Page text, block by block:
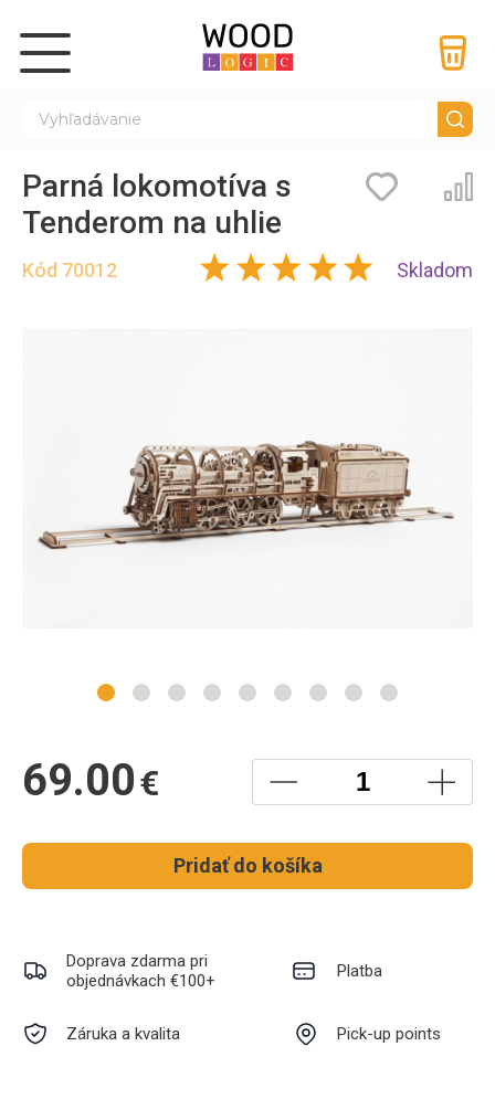
Kód 70012
Parná lokomotíva s
Tenderom na uhlie
Skladom
69.00€
Pridať do košíka
Záložky
Doprava zdarma pri
objednávkach €100+
Platba
Záruka a kvalita Pick-up points